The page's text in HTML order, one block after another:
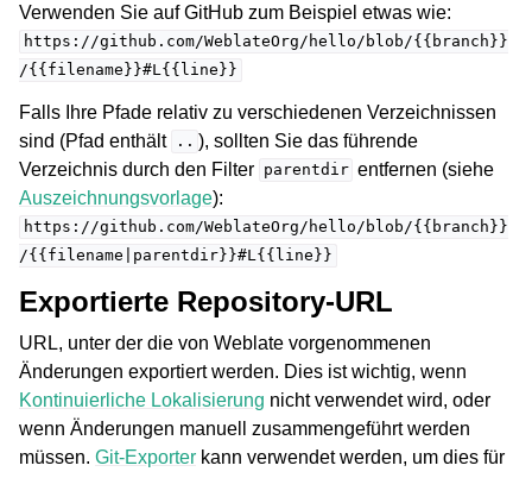
Verwenden Sie auf GitHub zum Beispiel etwas wie:
https://github.com/WeblateOrg/hello/blob/{{branch}}
/{{filename}}#L{{line}}
Falls Ihre Pfade relativ zu verschiedenen Verzeichnissen
sind (Pfad enthält
.. ), sollten Sie das führende
Verzeichnis durch den Filter parentdir entfernen (siehe
Auszeichnungsvorlage):
https://github.com/WeblateOrg/hello/blob/{{branch}}
/{{filename|parentdir}}#L{{line}}
Exportierte Repository-URL
URL, unter der die von Weblate vorgenommenen
Änderungen exportiert werden. Dies ist wichtig, wenn
Kontinuierliche Lokalisierung nicht verwendet wird, oder
wenn Änderungen manuell zusammengeführt werden
müssen. Git-Exporter kann verwendet werden, um dies für